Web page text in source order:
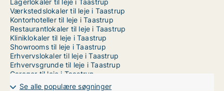
Lagerlokaler til leje i Taastrup
Værkstedslokaler til leje i Taastrup
Kontorhoteller til leje i Taastrup
Restaurantlokaler til leje i Taastrup
Kliniklokaler til leje i Taastrup
Showrooms til leje i Taastrup
Erhvervslokaler til leje i Taastrup
Erhvervsgrunde til leje i Taastrup
Garager til leje i Taastrup
Kontorfællesskaber til leje i København
Se alle populære søgninger